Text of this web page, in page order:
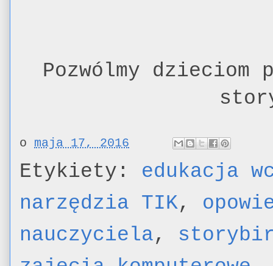
Pozwólmy dzieciom
o maja 17, 2016
Etykiety: edukacja
narzędzia TIK,
nauczyciela,